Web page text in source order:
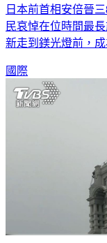
日本前首相安倍晉
民哀悼在位時間最
新走到鎂光燈前，
國際